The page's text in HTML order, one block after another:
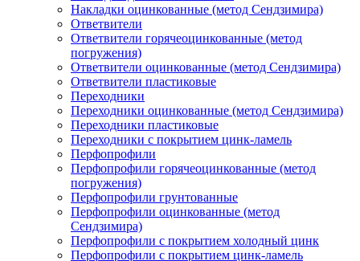
Накладки оцинкованные (метод Сендзимира)
Ответвители
Ответвители горячеоцинкованные (метод
погружения)
Ответвители оцинкованные (метод Сендзимира)
Ответвители пластиковые
Переходники
Переходники оцинкованные (метод Сендзимира)
Переходники пластиковые
Переходники с покрытием цинк-ламель
Перфопрофили
Перфопрофили горячеоцинкованные (метод
погружения)
Перфопрофили грунтованные
Перфопрофили оцинкованные (метод
Сендзимира)
Перфопрофили с покрытием холодный цинк
Перфопрофили с покрытием цинк-ламель